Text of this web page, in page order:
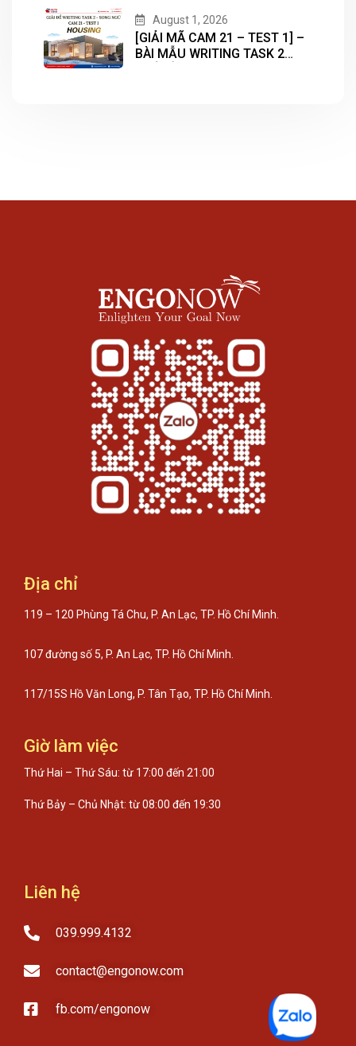
August 1, 2026
[GIẢI MÃ CAM 21 – TEST 1] –
BÀI MẪU WRITING TASK 2
Địa chỉ
119 – 120 Phùng Tá Chu, P. An Lạc, TP. Hồ Chí Minh.
107 đường số 5, P. An Lạc, TP. Hồ Chí Minh.
117/15S Hồ Văn Long, P. Tân Tạo, TP. Hồ Chí Minh.
Giờ làm việc
Thứ Hai – Thứ Sáu: từ 17:00 đến 21:00
Thứ Bảy – Chủ Nhật: từ 08:00 đến 19:30
Liên hệ
039.999.4132
contact@engonow.com
fb.com/engonow​